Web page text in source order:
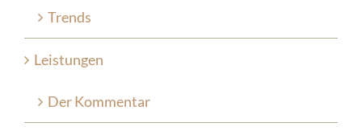
Trends
Leistungen
Der Kommentar